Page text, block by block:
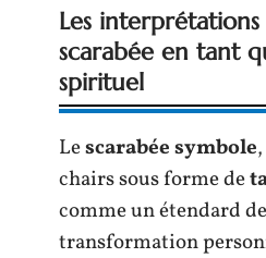
Les
scarabée en tant
spirituel
Lescarabée symbole
chairs sous forme de
comme un étendard
transformation